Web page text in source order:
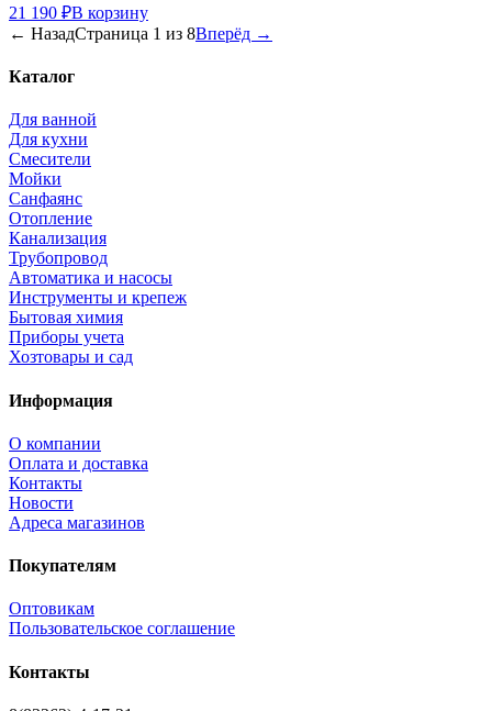
21 190 ₽В корзину
← НазадСтраница 1 из 8Вперёд →
Каталог
Для ванной
Для кухни
Смесители
Мойки
Санфаянс
Отопление
Канализация
Трубопровод
Автоматика и насосы
Инструменты и крепеж
Бытовая химия
Приборы учета
Хозтовары и сад
Информация
О компании
Оплата и доставка
Контакты
Новости
Адреса магазинов
Покупателям
Оптовикам
Пользовательское соглашение
Контакты